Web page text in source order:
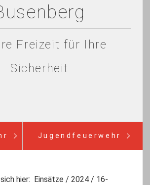
Freizeit für Ihre
Sicherheit
Jugendfeuerwehr
hier: Einsätze / 2024 / 16-